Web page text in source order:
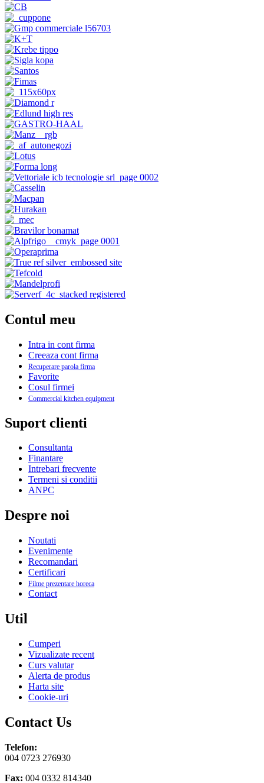
Contul meu
Intra in cont firma
Creeaza cont firma
Recuperare parola firma
Favorite
Cosul firmei
Commercial kitchen equipment
Suport clienti
Consultanta
Finantare
Intrebari frecvente
Termeni si conditii
ANPC
Despre noi
Noutati
Evenimente
Recomandari
Certificari
Filme prezentare horeca
Contact
Util
Cumperi
Vizualizate recent
Curs valutar
Alerta de produs
Harta site
Cookie-uri
Contact Us
Telefon:
004 0723 276930
Fax: 004 0332 814340